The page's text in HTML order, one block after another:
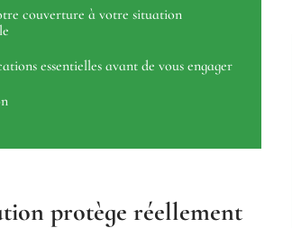
couverture à votre situation
essentielles avant de vous engager
protège réellement